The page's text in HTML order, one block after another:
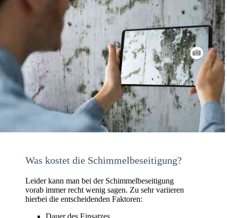
Was kostet die Schimmelbeseitigung?
Leider kann man bei der Schimmelbeseitigung
vorab immer recht wenig sagen. Zu sehr variieren
hierbei die entscheidenden Faktoren:
Dauer des Einsatzes